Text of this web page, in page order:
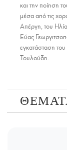
και την ποίηση
μέσα από τις
Απέργη, του
Εύας
εγκατάσταση του
Τουλούδη.